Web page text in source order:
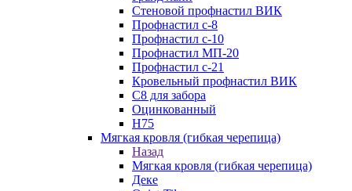
Стеновой профнастил ВИК
Профнастил с-8
Профнастил с-10
Профнастил МП-20
Профнастил с-21
Кровельный профнастил ВИК
С8 для забора
Оцинкованный
Н75
Мягкая кровля (гибкая черепица)
Назад
Мягкая кровля (гибкая черепица)
Деке